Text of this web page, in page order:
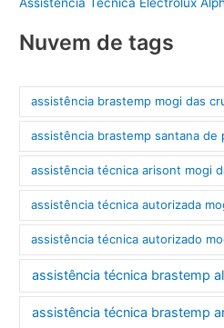
Nuvem de tags
assistência brastemp mogi das
assistência brastemp santana de
assistência técnica arisont mogi
assistência técnica autorizada
assistência técnica autorizado
assistência técnica brastemp
assistência técnica brastemp